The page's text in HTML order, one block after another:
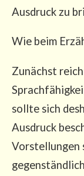
Aus­druck zu
Wie beim
Zunächst
soll­te sich
Aus­druck
Vor­stel­lun­gen